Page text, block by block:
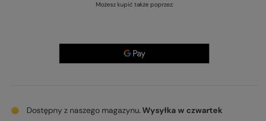
Możesz kupić także poprzez:
Dostępny z naszego magazynu Wysyłkaw czwartek